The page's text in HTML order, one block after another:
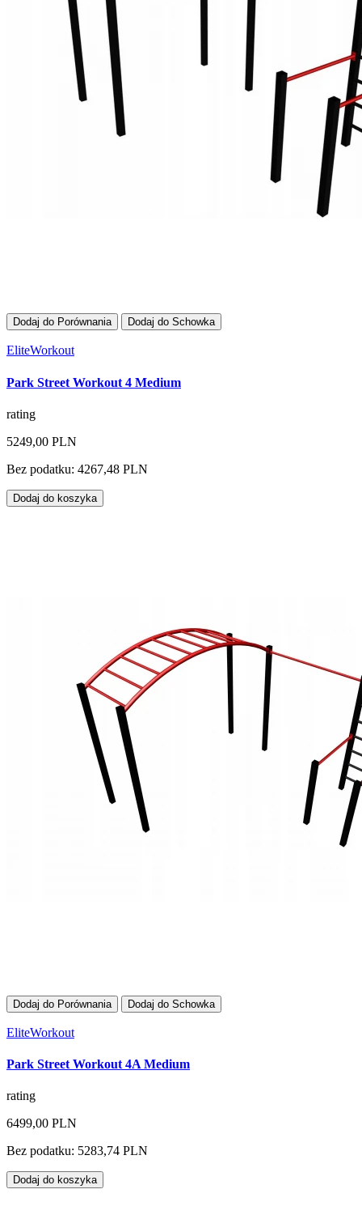
Dodaj do Porównania Dodaj do Schowka
EliteWorkout
Park Street Workout 4 Medium
rating
5249,00 PLN
Bez podatku: 4267,48 PLN
Dodaj do koszyka
Dodaj do Porównania Dodaj do Schowka
EliteWorkout
Park Street Workout 4A Medium
rating
6499,00 PLN
Bez podatku: 5283,74 PLN
Dodaj do koszyka